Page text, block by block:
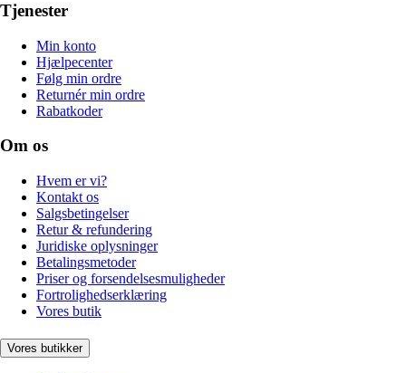
Tjenester
Min konto
Hjælpecenter
Følg min ordre
Returnér min ordre
Rabatkoder
Om os
Hvem er vi?
Kontakt os
Salgsbetingelser
Retur & refundering
Juridiske oplysninger
Betalingsmetoder
Priser og forsendelsesmuligheder
Fortrolighedserklæring
Vores butik
Vores butikker